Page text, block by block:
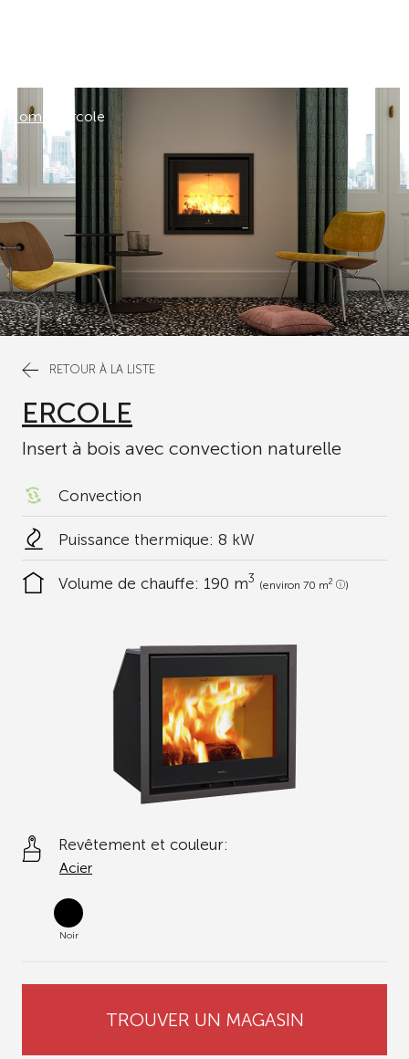
Home Ercole
RETOUR À LA LISTE
ERCOLE
Insert à bois avec convection naturelle
Convection
Puissance thermique: 8 kW
Volume de chauffe: 190 m3 (environ 70 m2 )
Revêtement et couleur:
Acier
Noir
TROUVER UN MAGASIN